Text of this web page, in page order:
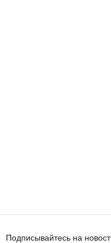
Подписывайтесь на